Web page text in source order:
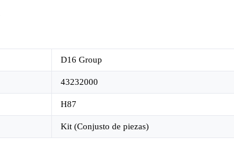
D16 Group
43232000
H87
Kit (Conjusto de piezas)